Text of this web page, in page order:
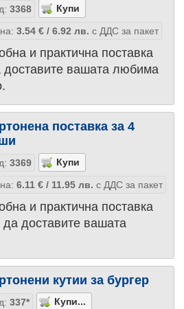
3368
3.54 €/ 6.92 лв. с ДДС за пакет
и практична поставка
доставите вашата любима
поставка за 4
3369
6.11 €/ 11.95 лв. с ДДС за пакет
и практична поставка
доставите вашата
кутии за бургер
337*